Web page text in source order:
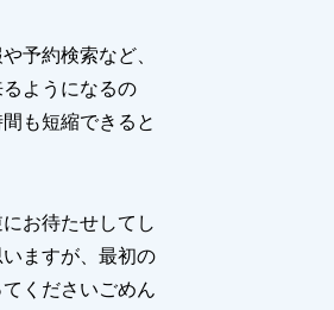
予約検索など、
ようになるの
も短縮できると
お待たせしてし
ますが、最初の
くださいごめん